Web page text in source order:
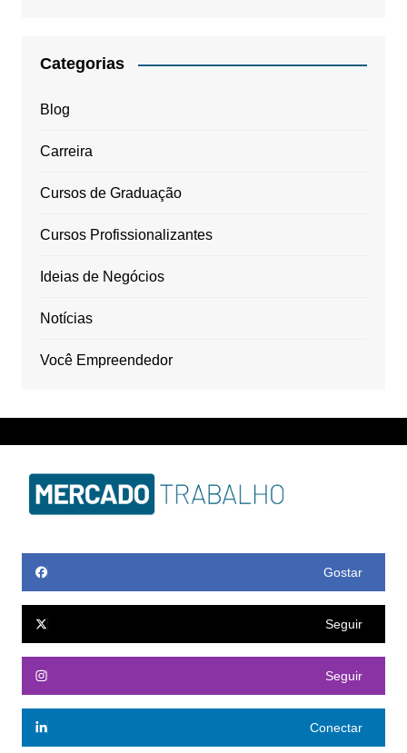
Categorias
Blog
Carreira
Cursos de Graduação
Cursos Profissionalizantes
Ideias de Negócios
Notícias
Você Empreendedor
Gostar
Seguir
Seguir
Conectar